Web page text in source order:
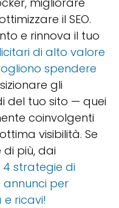
il SEO.
e rinnova il tuo
di alto valore
spendere
gli
del tuo sito — quei
coinvolgenti
visibilità. Se
di più, dai
4 strategie di
per
e ricavi!